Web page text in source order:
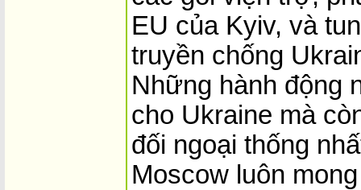
EU của Kyiv, và
truyền chống
Những hành động
cho Ukraine mà
đối ngoại thống
Moscow luôn